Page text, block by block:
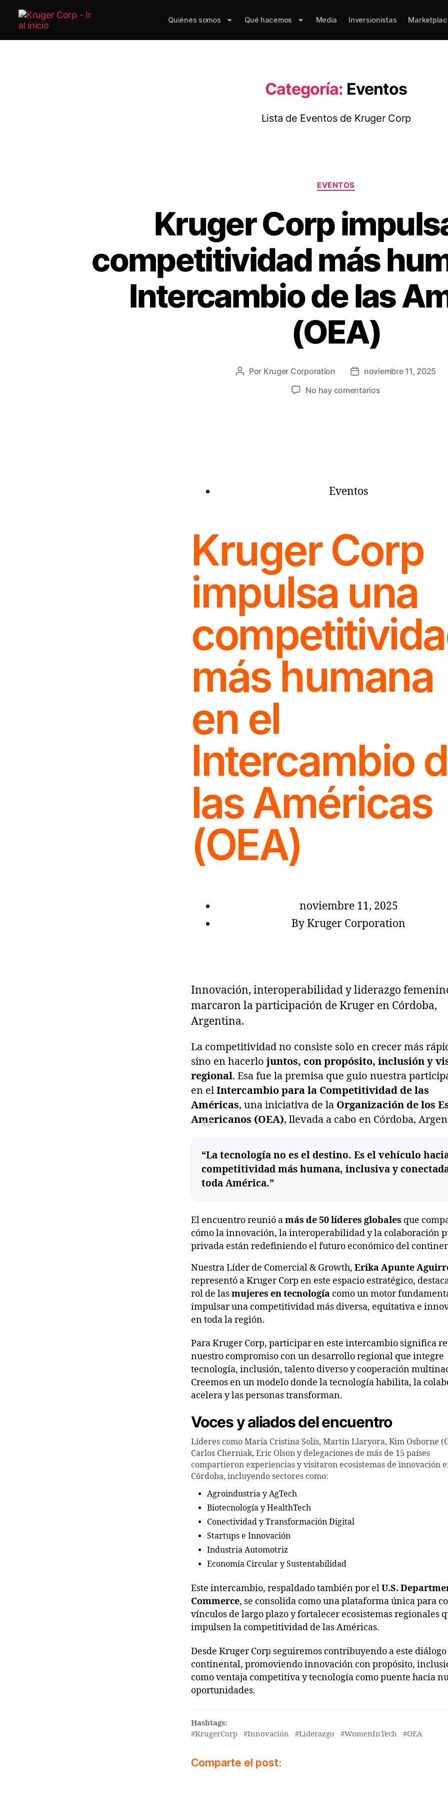
Quiénes somos Qué hacemos Media Inversionistas
Categoría: Eventos
Lista de Eventos de Kruger Corp
EVENTOS
Kruger Corp
competitividad más
Intercambio de las
(OEA)
Por Kruger Corporation
noviembre 11, 2025
No hay comentarios
Eventos
Kruger Corp
impulsa una
más humana
en el
Intercambio
las Américas
(OEA)
noviembre 11, 2025
ByKruger Corporation
Innovación, interoperabilidad y liderazgo
marcaron la participación de Kruger en Córdoba,
Argentina.
La competitividad no consiste solo en crecer más
sino en hacerlo juntos, con propósito, inclusión y
regional. Esa fue la premisa que guio nuestra
en el Intercambio para la Competitividad de las
Américas, una iniciativa de la Organización de los
Americanos (OEA), llevada a cabo en Córdoba,
“
“La tecnología no es el destino. Es el vehículo
competitividad más humana, inclusiva y
toda América.”
El encuentro reunió amás de 50 líderes globales que
cómo la innovación, la interoperabilidad y la colaboración
privada están redefiniendo el futuro económico del
Nuestra Líder de Comercial & Growth, Erika Apunte
representó a Kruger Corp en este espacio estratégico,
rol de lasmujeres en tecnología como un motor
impulsar una competitividad más diversa, equitativa e
en toda la región.
Para Kruger Corp, participar en este intercambio significa
nuestro compromiso con un desarrollo regional que integre
tecnología, inclusión, talento diverso y cooperación
Creemos en un modelo donde la tecnología habilita, la
acelera y las personas transforman.
Voces y aliados del encuentro
Líderes como María Cristina Solís, Martín Llaryora, Kim Osborne
Carlos Cherniak, Eric Olson y delegaciones de más de 15 países
compartieron experiencias y visitaron ecosistemas de innovación
Córdoba, incluyendo sectores como:
Agroindustria y AgTech
Biotecnología y HealthTech
Conectividad y Transformación Digital
Startups e Innovación
Industria Automotriz
Economía Circular y Sustentabilidad
Este intercambio, respaldado también por elU.S.
Commerce, se consolida como una plataforma única para
vínculos de largo plazo y fortalecer ecosistemas regionales
impulsen la competitividad de las Américas.
Desde Kruger Corp seguiremos contribuyendo a este diálogo
continental, promoviendo innovación con propósito,
como ventaja competitiva y tecnología como puente hacia
oportunidades.
Hashtags:
#KrugerCorp #Innovación #Liderazgo #WomenInTech #OEA
Comparte el post: